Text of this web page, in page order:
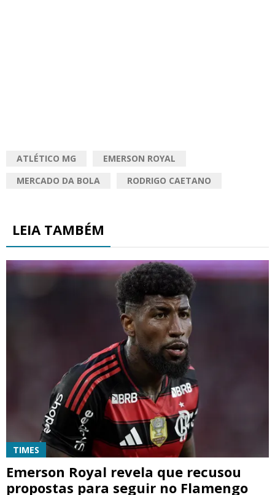
ATLÉTICO MG
EMERSON ROYAL
MERCADO DA BOLA
RODRIGO CAETANO
LEIA TAMBÉM
TIMES
Emerson Royal revela que recusou
propostas para seguir no Flamengo